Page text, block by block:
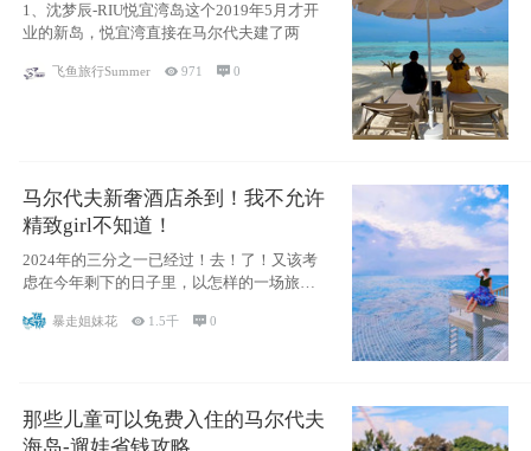
1、沈梦辰-RIU悦宜湾岛这个2019年5月才开
业的新岛，悦宜湾直接在马尔代夫建了两
飞鱼旅行Summer 971 0
马尔代夫新奢酒店杀到！我不允许
精致girl不知道！
2024年的三分之一已经过！去！了！又该考
虑在今年剩下的日子里，以怎样的一场旅行
暴走姐妹花  1.5千 0
那些儿童可以免费入住的马尔代夫